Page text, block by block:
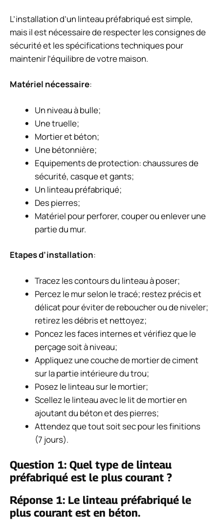
L’installation d’un linteau préfabriqué est simple,
mais il est nécessaire de respecter les consignes de
sécurité et les spécifications techniques pour
maintenir l’équilibre de votre maison.
Matériel nécessaire:
Un niveau à bulle;
Une truelle;
Mortier et béton;
Une bétonnière;
Equipements de protection: chaussures de
sécurité, casque et gants;
Un linteau préfabriqué;
Des pierres;
Matériel pour perforer, couper ou enlever une
partie du mur.
Etapes d’installation:
Tracez les contours du linteau à poser;
Percez le mur selon le tracé; restez précis et
délicat pour éviter de reboucher ou de niveler;
retirez les débris et nettoyez;
Poncez les faces internes et vérifiez que le
perçage soit à niveau;
Appliquez une couche de mortier de ciment
sur la partie intérieure du trou;
Posez le linteau sur le mortier;
Scellez le linteau avec le lit de mortier en
ajoutant du béton et des pierres;
Attendez que tout soit sec pour les finitions
(7 jours).
Question 1: Quel type de linteau
préfabriqué est le plus courant ?
Réponse 1: Le linteau préfabriqué le
plus courant est en béton.